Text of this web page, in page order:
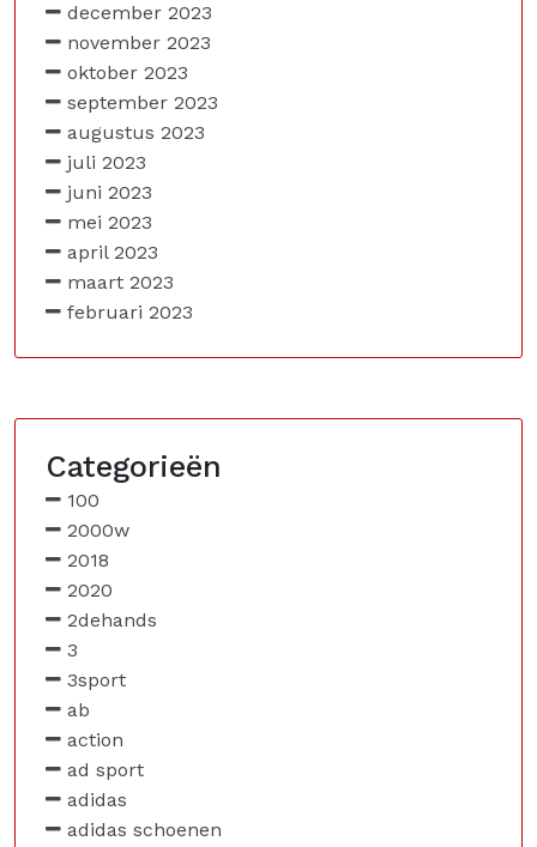
december 2023
november 2023
oktober 2023
september 2023
augustus 2023
juli 2023
juni 2023
mei 2023
april 2023
maart 2023
februari 2023
Categorieën
100
2000w
2018
2020
2dehands
3
3sport
ab
action
ad sport
adidas
adidas schoenen